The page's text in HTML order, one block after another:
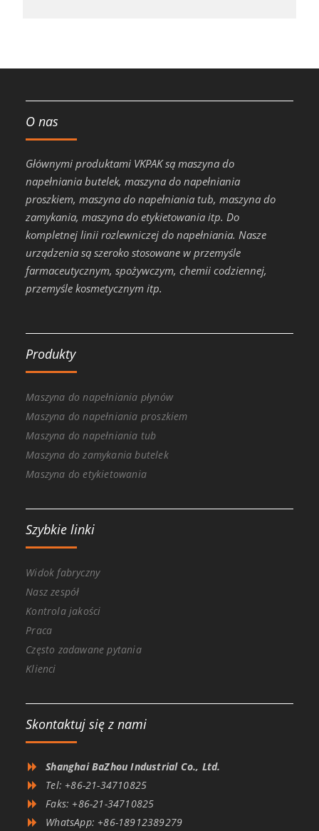
O nas
Głównymi produktami VKPAK są maszyna do
napełniania butelek, maszyna do napełniania
proszkiem, maszyna do napełniania tub, maszyna do
zamykania, maszyna do etykietowania itp. Do
kompletnej linii rozlewniczej do napełniania. Nasze
urządzenia są szeroko stosowane w przemyśle
farmaceutycznym, spożywczym, chemii codziennej,
przemyśle kosmetycznym itp.
Produkty
Maszyna do napełniania płynów
Maszyna do napełniania proszkiem
Maszyna do napełniania tub
Maszyna do zamykania butelek
Maszyna do etykietowania
Szybkie linki
Widok fabryczny
Nasz zespół
Kontrola jakości
Praca
Często zadawane pytania
Klienci
Skontaktuj się z nami
Shanghai BaZhou Industrial Co., Ltd.
Tel: +86-21-34710825
Faks: +86-21-34710825
WhatsApp: +86-18912389279